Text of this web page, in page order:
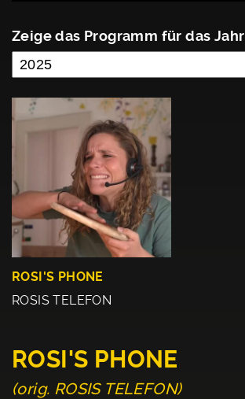
Zeige das Programm für das Jahr
ROSI'S PHONE
ROSIS TELEFON
ROSI'S PHONE
(orig. ROSIS TELEFON)